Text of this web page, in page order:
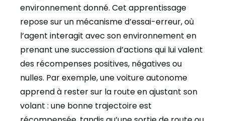
environnement donné. Cet apprentissage
repose sur un mécanisme d’essai-erreur, où
l’agent interagit avec son environnement en
prenant une succession d’actions qui lui valent
des récompenses positives, négatives ou
nulles. Par exemple, une voiture autonome
apprend à rester sur la route en ajustant son
volant : une bonne trajectoire est